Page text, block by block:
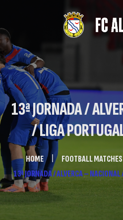
13ª JORNADA /
/ LIGA
HOME FOOTBALL MATCHES
13ª JORNADA / ALVERCA –